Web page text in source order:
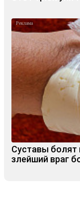
Суставы болят
злейший враг